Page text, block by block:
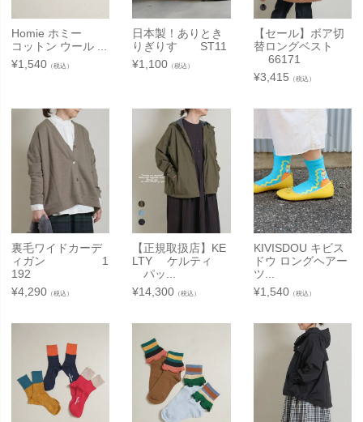
Homie ホミー
コットン ウール ...
¥1,540 （税込）
日本製！ありとき
りぎりす ST11
¥1,100 （税込）
【セール】ボア切
替ロングベスト
66171
¥3,415 （税込）
裏毛ワイドカーデ
ィガン 1
192
¥4,290 （税込）
【正規取扱店】KE
LTY ケルティ
パッ...
¥14,300 （税込）
KIVISDOU キビス
ドウ ロングヘアー
ツ...
¥1,540（税込）